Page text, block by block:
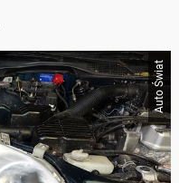
Auto Świat